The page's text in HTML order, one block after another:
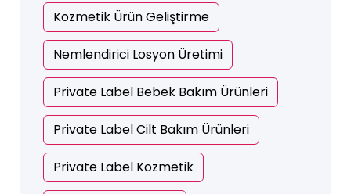
Kozmetik Ürün Geliştirme
Nemlendirici Losyon Üretimi
Private Label Bebek Bakım Ürünleri
Private Label Cilt Bakım Ürünleri
Private Label Kozmetik